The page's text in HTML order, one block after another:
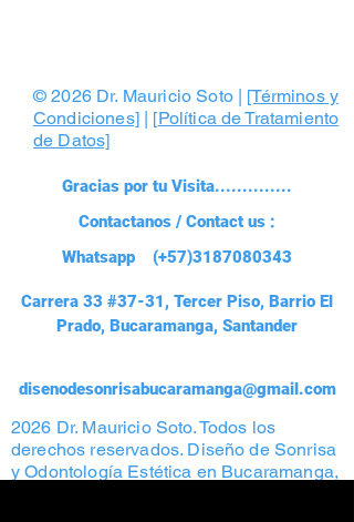
© 2026 Dr. Mauricio Soto | [Términos y
Condiciones]| [Política de Tratamiento
de Datos]
Gracias por tu Visita..............
Contactanos / Contact us :
Whatsapp (+57)3187080343
Carrera 33 #37-31, Tercer Piso, Barrio El
Prado, Bucaramanga, Santander
disenodesonrisabucaramanga@gmail.com
2026 Dr. Mauricio Soto. Todos los
derechos reservados. Diseño de Sonrisa
y Odontología Estética en Bucaramanga,